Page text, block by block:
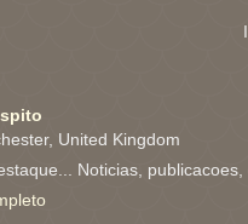
United Kingdom
Noticias,